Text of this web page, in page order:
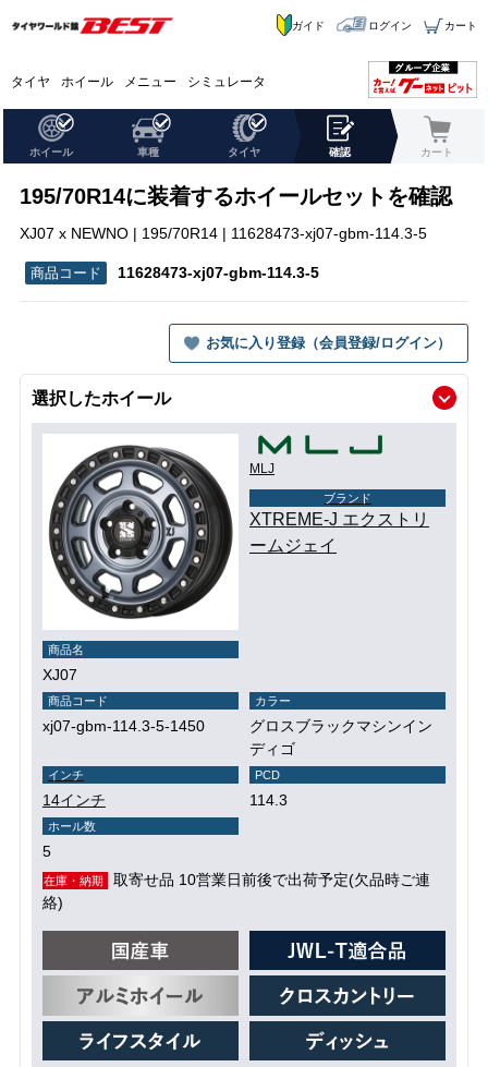
タイヤ ホイール メニュー シミュレータ
ガイド ログイン カート
ホイール 車種 タイヤ 確認 カート
195/70R14に装着するホイールセットを確認
XJ07 x NEWNO | 195/70R14 | 11628473-xj07-gbm-114.3-5
11628473-xj07-gbm-114.3-5
お気に入り登録（会員登録/ログイン）
選択したホイール
MLJ
ブランド
XTREME-J エクストリ
ームジェイ
商品名
XJ07
商品コード
xj07-gbm-114.3-5-1450
カラー
グロスブラックマシンイン
ディゴ
インチ
14インチ
PCD
114.3
ホール数
5
在庫・納期
取寄せ品 10営業日前後で出荷予定(欠品時ご連
絡)